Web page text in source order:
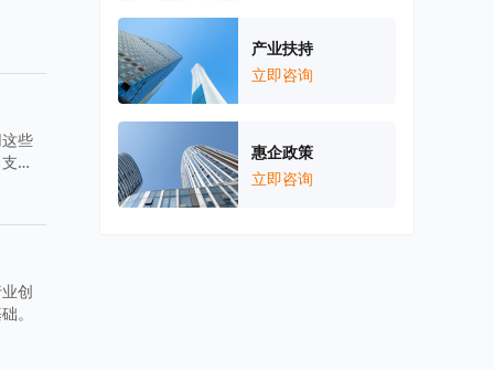
些
创
。
产业扶持
立即咨询
惠企政策
立即咨询